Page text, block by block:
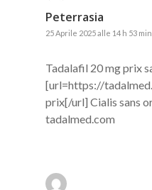
Peterrasia
25 Aprile 2025 alle 14 h 53 min
Tadalafil 20 mg prix
[url=https://
prix[/url] Cialis sans
tadalmed.com